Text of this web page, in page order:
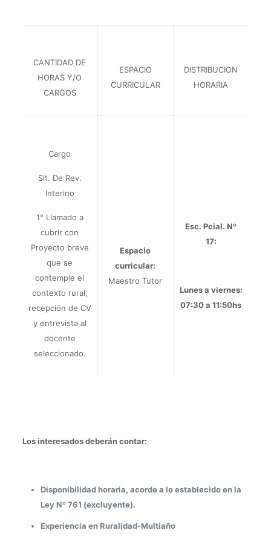
CANTIDAD DE
HORAS Y/O
CARGOS
ESPACIO
CURRICULAR
DISTRIBUCION
HORARIA
Cargo
Sit. De Rev.
Interino
1° Llamado a
cubrir con
Proyecto breve
que se
contemple el
contexto rural,
recepción de CV
y entrevista al
docente
seleccionado.
Espacio
curricular:
Maestro Tutor
Esc. Pcial. Nº
17:
Lunes a viernes:
07:30 a 11:50hs
Los interesados deberán contar:
Disponibilidad horaria, acorde a lo establecido en la
Ley Nº 761 (excluyente).
Experiencia en Ruralidad-Multiaño